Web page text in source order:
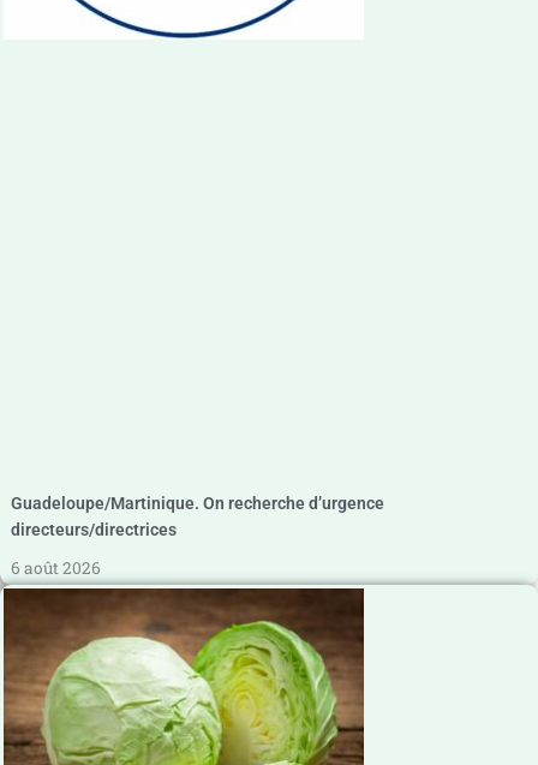
Guadeloupe/Martinique. On recherche d’urgence
directeurs/directrices
6 août 2026